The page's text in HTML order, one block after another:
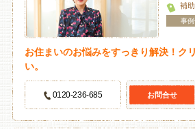
補
事
お住まいのお悩みをすっきり解決！ク
い。
0120-236-685 お問合せ